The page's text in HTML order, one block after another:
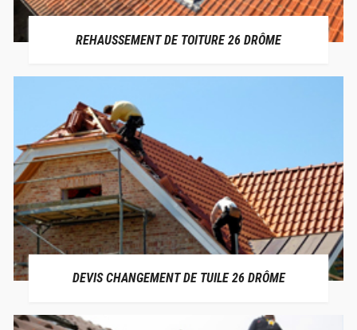
REHAUSSEMENT DE TOITURE 26 DRÔME
DEVIS CHANGEMENT DE TUILE 26 DRÔME